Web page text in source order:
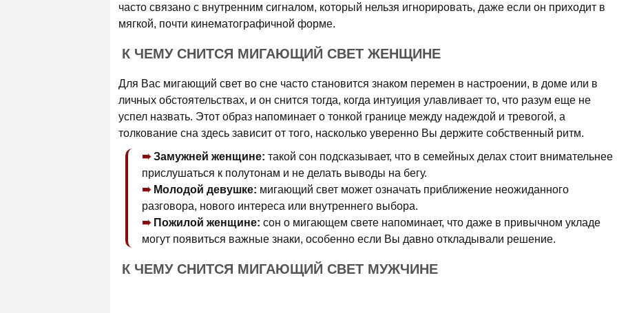
часто связано с внутренним сигналом, который нельзя игнорировать, даже если он приходит в
мягкой, почти кинематографичной форме.
К ЧЕМУ СНИТСЯ МИГАЮЩИЙ СВЕТ ЖЕНЩИНЕ
Для Вас мигающий свет во сне часто становится знаком перемен в настроении, в доме или в
личных обстоятельствах, и он снится тогда, когда интуиция улавливает то, что разум еще не
успел назвать. Этот образ напоминает о тонкой границе между надеждой и тревогой, а
толкование сна здесь зависит от того, насколько уверенно Вы держите собственный ритм.
Замужней женщине: такой сон подсказывает, что в семейных делах стоит внимательнее
прислушаться к полутонам и не делать выводы на бегу.
Молодой девушке: мигающий свет может означать приближение неожиданного
разговора, нового интереса или внутреннего выбора.
Пожилой женщине: сон о мигающем свете напоминает, что даже в привычном укладе
могут появиться важные знаки, особенно если Вы давно откладывали решение.
К ЧЕМУ СНИТСЯ МИГАЮЩИЙ СВЕТ МУЖЧИНЕ